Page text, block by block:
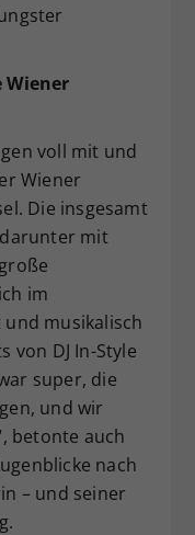
Wiener
voll mit und
Wiener
Die insgesamt
darunter mit
im
musikalisch
von DJ In-Style
super, die
und wir
betonte auch
nach
– und seiner